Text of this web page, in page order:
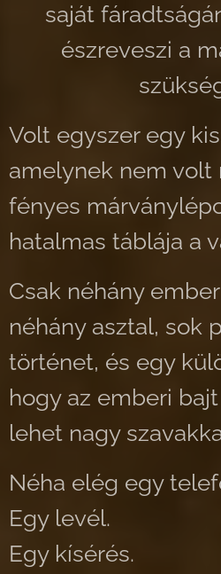
saját
észreveszi a
Volt egyszer egy
amelynek nem volt
fényes
hatalmas táblája a
Csak néhány
néhány asztal, sok
történet, és egy
hogy az emberi
lehet nagy
Néha elég egy
Egy levél.
Egy kísérés.